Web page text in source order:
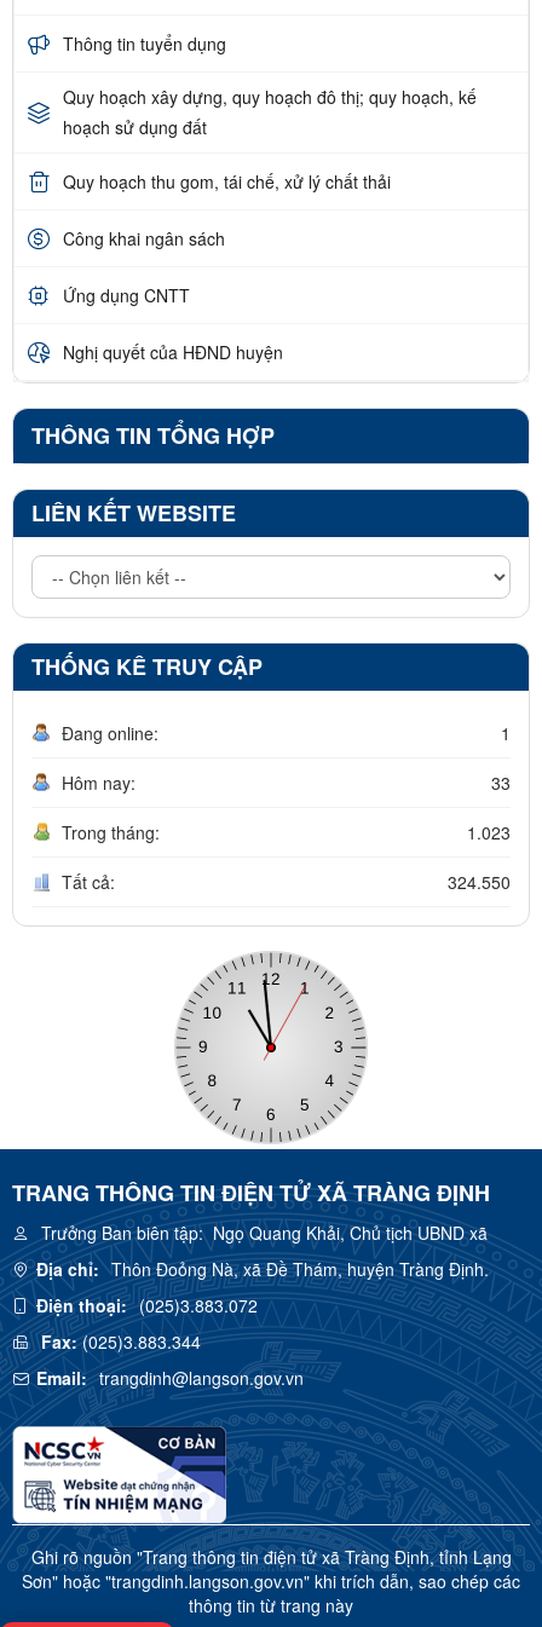
Thông tin tuyển dụng
Quy hoạch xây dựng, quy hoạch đô thị; quy hoạch, kế
hoạch sử dụng đất
Quy hoạch thu gom, tái chế, xử lý chất thải
Công khai ngân sách
Ứng dụng CNTT
Nghị quyết của HĐND huyện
THÔNG TIN TỔNG HỢP
LIÊN KẾT WEBSITE
THỐNG KÊ TRUY CẬP
Đang online: 1
Hôm nay: 33
Trong tháng: 1.023
Tất cả: 324.550
TRANG THÔNG TIN ĐIỆN TỬ XÃ TRÀNG ĐỊNH
Trưởng Ban biên tập:Ngọ Quang Khải, Chủ tịch UBND xã
Địa chỉ: Thôn Đoỏng Nà, xã Đề Thám, huyện Tràng Định.
Điện thoại: (025)3.883.072
Fax:(025)3.883.344
Email: trangdinh@langson.gov.vn
Ghi rõ nguồn "Trang thông tin điện tử xã Tràng Định, tỉnh Lạng
Sơn" hoặc "trangdinh.langson.gov.vn" khi trích dẫn, sao chép các
thông tin từ trang này